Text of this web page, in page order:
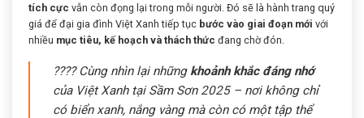
tích cực vẫn còn đọng lại trong mỗi người. Đó sẽ là hành trang quý
giá để đại gia đình Việt Xanh tiếp tục bước vào giai đoạn mới với
nhiều mục tiêu, kế hoạch và thách thức đang chờ đón.
???? Cùng nhìn lại những khoảnh khắc đáng nhớ
của Việt Xanh tại Sầm Sơn 2025 – nơi không chỉ
có biển xanh, nắng vàng mà còn có một tập thể